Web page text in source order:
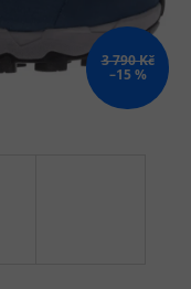
3 790 Kč
–15 %